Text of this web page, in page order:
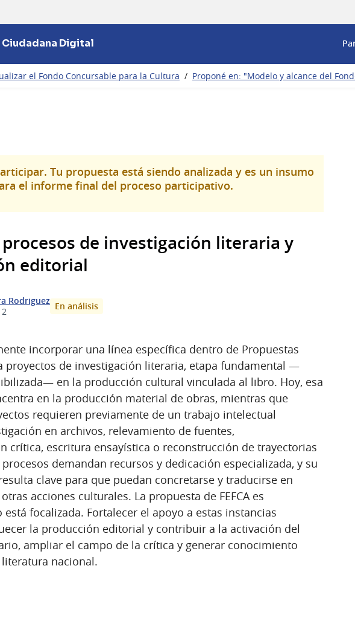
Digital
el Fondo Concursable para la Cultura / Proponé en: "Modelo y alcance del
Tu propuesta está siendo analizada y es un insumo
el informe final del proceso participativo.
de investigación literaria y
editorial
Rodriguez En análisis
incorporar una línea específica dentro de Propuestas
proyectos de investigación literaria, etapa fundamental —
en la producción cultural vinculada al libro. Hoy, esa
en la producción material de obras, mientras que
requieren previamente de un trabajo intelectual
en archivos, relevamiento de fuentes,
crítica, escritura ensayística o reconstrucción de trayectorias
demandan recursos y dedicación especializada, y su
clave para que puedan concretarse y traducirse en
acciones culturales. La propuesta de FEFCA es
focalizada. Fortalecer el apoyo a estas instancias
la producción editorial y contribuir a la activación del
ampliar el campo de la crítica y generar conocimiento
nacional.